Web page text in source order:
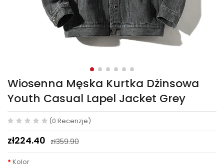
Wiosenna Męska Kurtka Dżinsowa
Youth Casual Lapel Jacket Grey
(0 Recenzje)
zł224.40 zł359.90
Kolor